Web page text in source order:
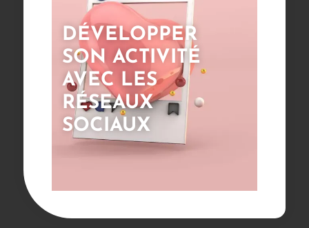
DÉVELOPPER
SON ACTIVITÉ
AVEC LES
RÉSEAUX
SOCIAUX